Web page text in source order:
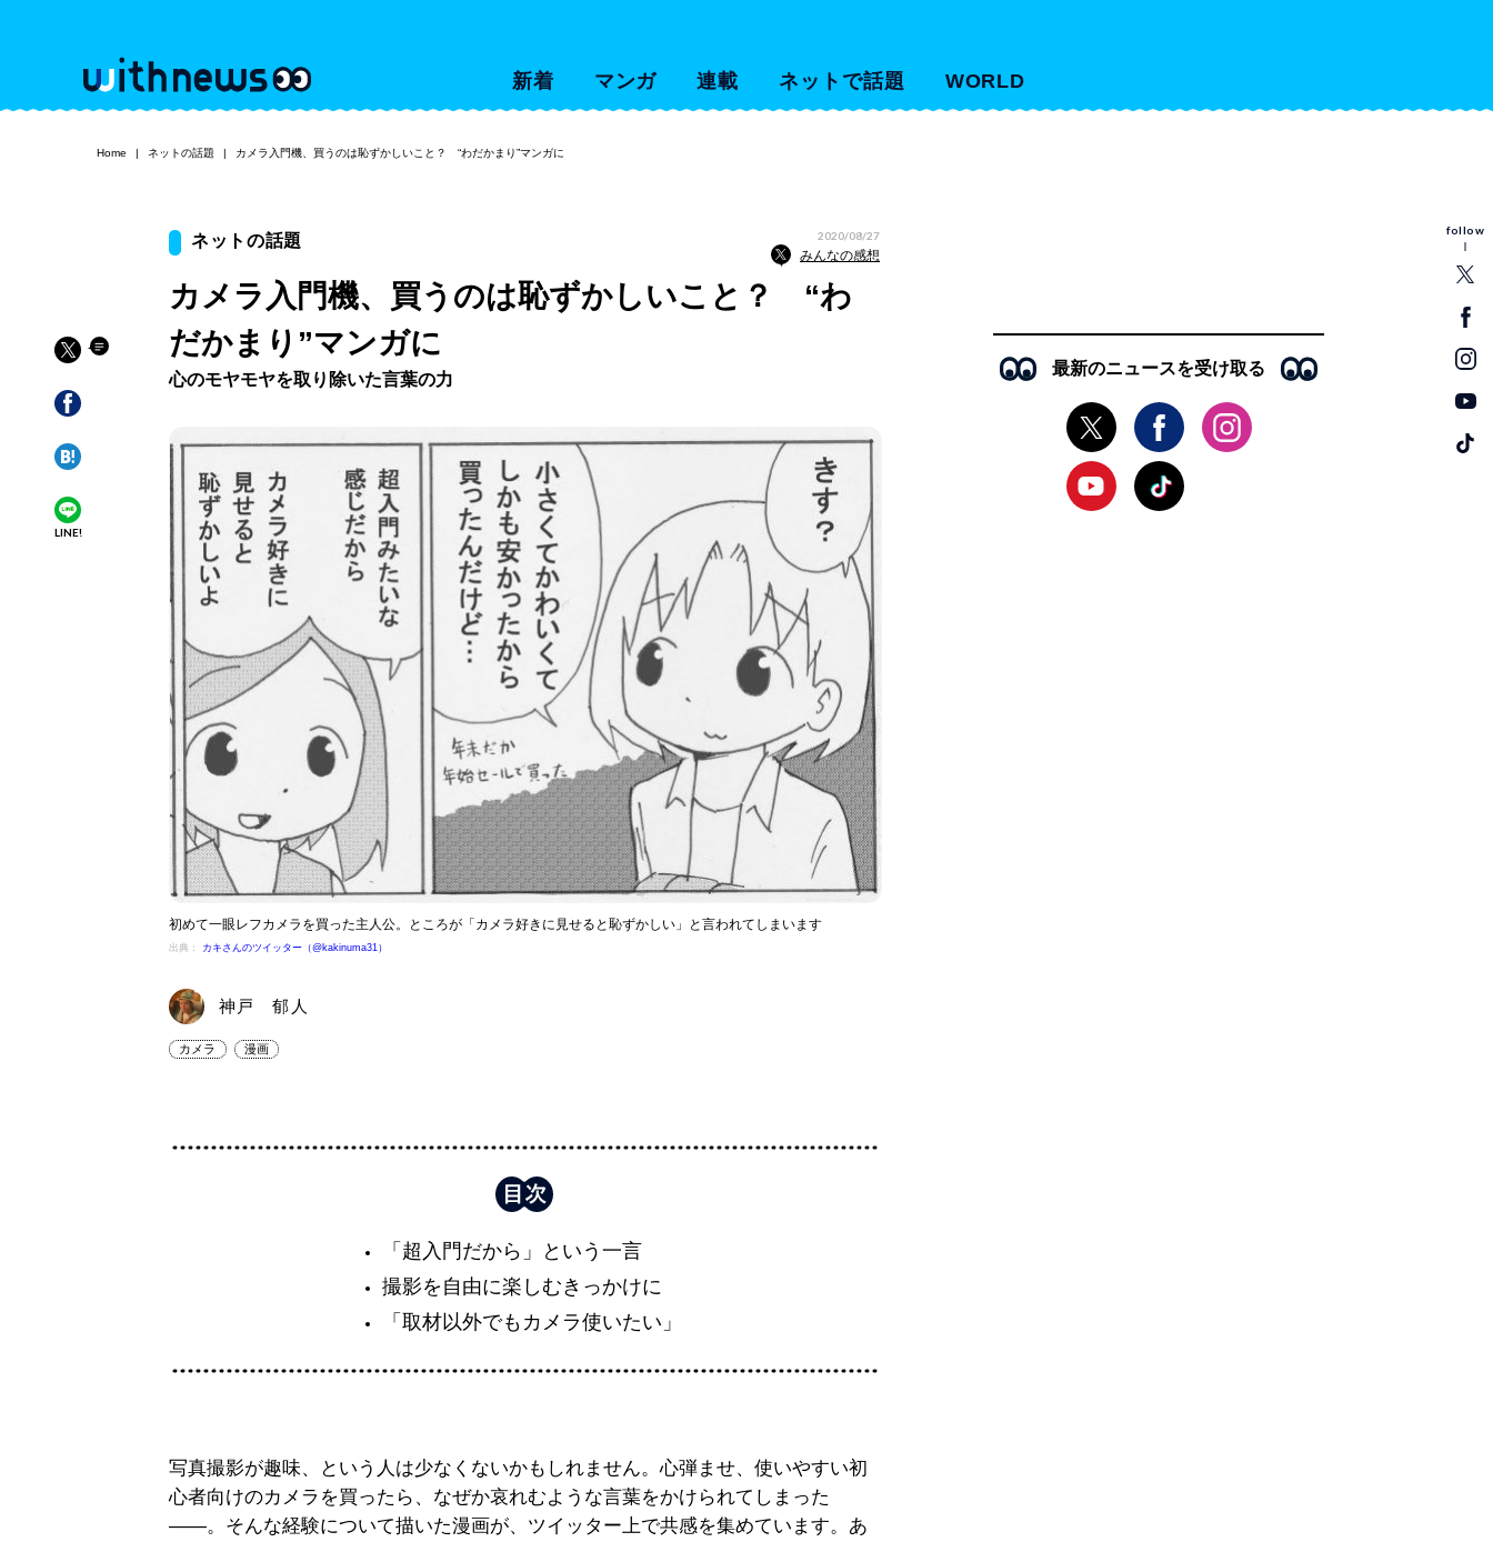
新着 マンガ 連載 ネットで話題 WORLD
follow
Home ネットの話題 カメラ入門機、買うのは恥ずかしいこと？ “わだかまり”マンガに
LINE!
ネットの話題 2020/08/27
みんなの感想
カメラ入門機、買うのは恥ずかしいこと？ “わ
だかまり”マンガに
心のモヤモヤを取り除いた言葉の力
初めて一眼レフカメラを買った主人公。ところが「カメラ好きに見せると恥ずかしい」と言われてしまいます
出典： カキさんのツイッター（@kakinuma31）
神戸 郁人
カメラ 漫画
「超入門だから」という一言
撮影を自由に楽しむきっかけに
「取材以外でもカメラ使いたい」
写真撮影が趣味、という人は少なくないかもしれません。心弾ませ、使いやすい初
心者向けのカメラを買ったら、なぜか哀れむような言葉をかけられてしまった
――。そんな経験について描いた漫画が、ツイッター上で共感を集めています。あ
最新のニュースを受け取る